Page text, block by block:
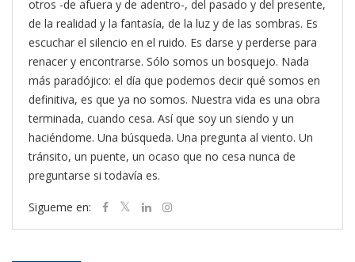
otros -de afuera y de adentro-, del pasado y del presente,
de la realidad y la fantasía, de la luz y de las sombras. Es
escuchar el silencio en el ruido. Es darse y perderse para
renacer y encontrarse. Sólo somos un bosquejo. Nada
más paradójico: el día que podemos decir qué somos en
definitiva, es que ya no somos. Nuestra vida es una obra
terminada, cuando cesa. Así que soy un siendo y un
haciéndome. Una búsqueda. Una pregunta al viento. Un
tránsito, un puente, un ocaso que no cesa nunca de
preguntarse si todavía es.
Sigueme en: